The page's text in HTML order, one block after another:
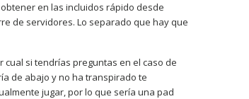
en las incluidos rápido desde
de servidores. Lo separado que hay que
si tendrí­as preguntas en el caso de
de abajo y no ha transpirado te
jugar, por lo que serí­a una pad